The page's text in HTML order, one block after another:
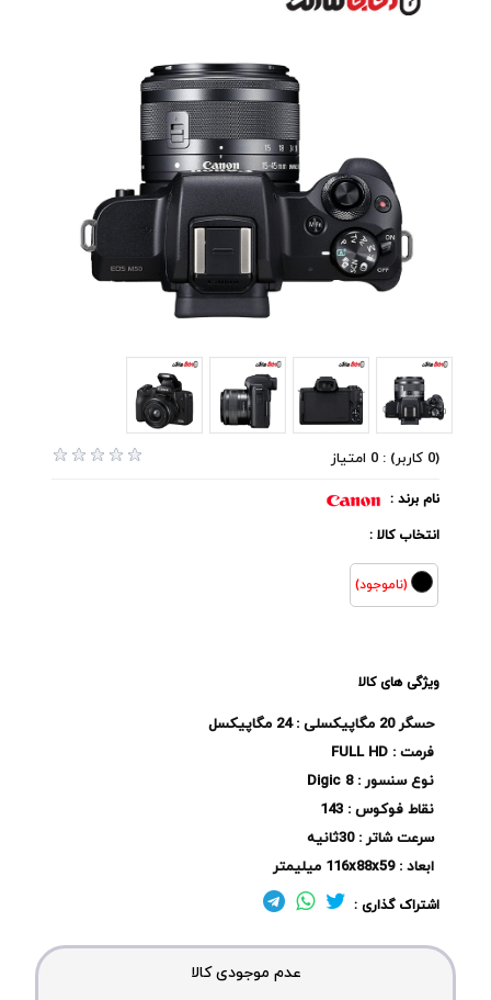
(0 کاربر) : 0 امتیاز
نام برند :
انتخاب کالا :
(ناموجود)
ویژگی های کالا
حسگر 20 مگاپیکسلی : 24 مگاپیکسل
فرمت : FULL HD
نوع سنسور : Digic 8
نقاط فوکوس : 143
سرعت شاتر : 30ثانیه
ابعاد : 116x88x59 میلیمتر
اشتراک گذاری :
عدم موجودی کالا